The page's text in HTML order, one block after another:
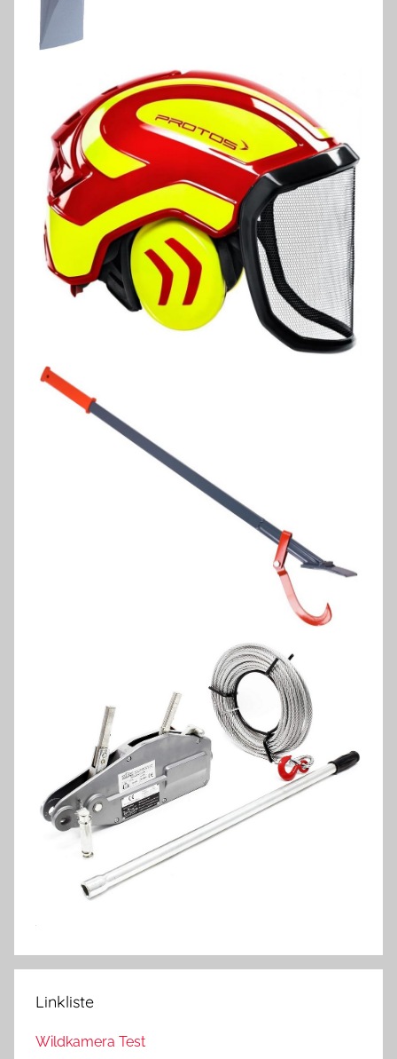
Linkliste
Wildkamera Test